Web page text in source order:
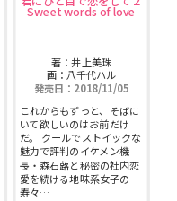
Sweet words of love
著：井上美珠
画：八千代ハル
発売日：2018/11/05
これからもずっと、そばに
いて欲しいのはお前だけ
だ。 クールでストイックな
魅力で評判のイケメン機
長・森石蕗と秘密の社内恋
愛を続ける地味系女子の
寿々…